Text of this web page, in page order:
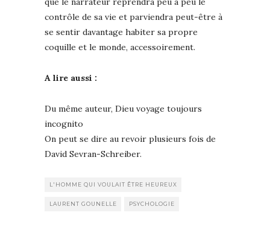
contrôle de sa vie et parviendra peut-être à
se sentir davantage habiter sa propre
coquille et le monde, accessoirement.
A lire aussi :
Du même auteur, Dieu voyage toujours
incognito
On peut se dire au revoir plusieurs fois de
David Sevran-Schreiber.
L'HOMME QUI VOULAIT ÊTRE HEUREUX
LAURENT GOUNELLE PSYCHOLOGIE